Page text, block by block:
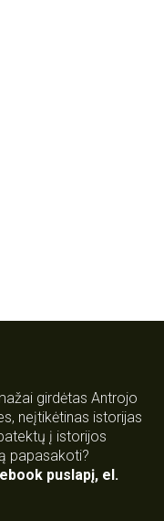
girdėtas Antrojo
neįtikėtinas istorijas
į istorijos
papasakoti?
puslapį, el.